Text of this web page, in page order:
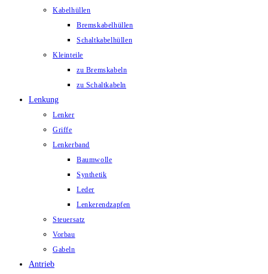
Kabelhüllen
Bremskabelhüllen
Schaltkabelhüllen
Kleinteile
zu Bremskabeln
zu Schaltkabeln
Lenkung
Lenker
Griffe
Lenkerband
Baumwolle
Synthetik
Leder
Lenkerendzapfen
Steuersatz
Vorbau
Gabeln
Antrieb